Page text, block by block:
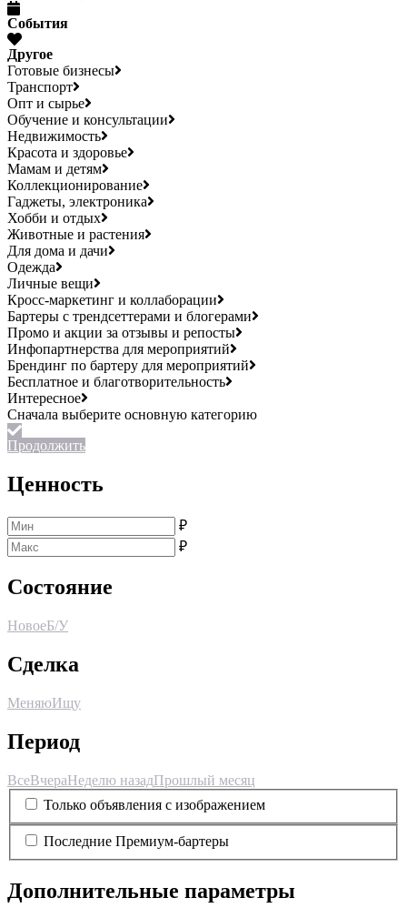
События
Другое
Готовые бизнесы
Транспорт
Опт и сырье
Обучение и консультации
Недвижимость
Красота и здоровье
Мамам и детям
Коллекционирование
Гаджеты, электроника
Хобби и отдых
Животные и растения
Для дома и дачи
Одежда
Личные вещи
Кросс-маркетинг и коллаборации
Бартеры с трендсеттерами и блогерами
Промо и акции за отзывы и репосты
Инфопартнерства для мероприятий
Брендинг по бартеру для мероприятий
Бесплатное и благотворительность
Интересное
Продолжить
Ценность
₽
₽
Состояние
НовоеБ/У
Сделка
МеняюИщу
Период
ВсеВчераНеделю назадПрошлый месяц
Только объявления с изображением
Последние Премиум-бартеры
Дополнительные параметры